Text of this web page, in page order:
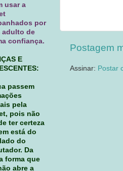
Postagem
Assinar: Postar
usar a
por
adulto de
confiança.
E
passem
pela
pois não
ter certeza
está do
do
Da
forma que
abre a